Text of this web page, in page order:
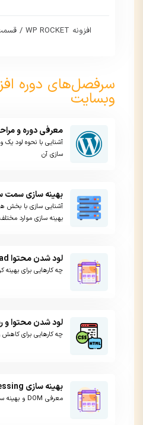
افزونه WP ROCKET / قسمت ۴
سرفصل‌های دوره
وبسایت
معرفی دوره و
آشنایی با نحوه لود
سازی آن
بهینه سازی سمت
آشنایی سازی با بخش
بهینه سازی موارد مختلف
لود شدن محتوا Content download
چه کارهایی برای بهینه
لود شدن محتوا و
چه کارهایی برای کاهش
بهینه سازی DOM processing
معرفی DOM و بهینه سازی آن